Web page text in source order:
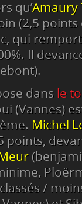
qu’Amaury
(2,5
qui
Il
dans le
(Vannes)
Michel
points,
/